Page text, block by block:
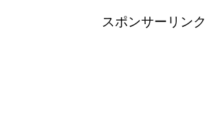
スポンサーリンク